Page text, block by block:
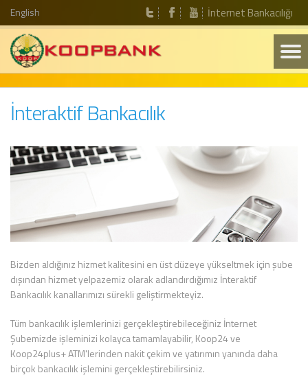
English İnternet Bankacılığı
İnteraktif Bankacılık
Bizden aldığınız hizmet kalitesini en üst düzeye yükseltmek için şube
dışından hizmet yelpazemiz olarak adlandırdığımız İnteraktif
Bankacılık kanallarımızı sürekli geliştirmekteyiz.
Tüm bankacılık işlemlerinizi gerçekleştirebileceğiniz İnternet
Şubemizde işleminizi kolayca tamamlayabilir, Koop24 ve
Koop24plus+ ATM'lerinden nakit çekim ve yatırımın yanında daha
birçok bankacılık işlemini gerçekleştirebilirsiniz.